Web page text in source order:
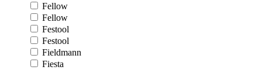
Fellow
Fellow
Festool
Festool
Fieldmann
Fiesta